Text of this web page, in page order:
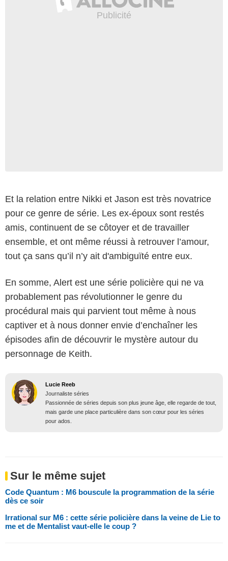
Et la relation entre Nikki et Jason est très novatrice
pour ce genre de série. Les ex-époux sont restés
amis, continuent de se côtoyer et de travailler
ensemble, et ont même réussi à retrouver l’amour,
tout ça sans qu’il n’y ait d'ambiguïté entre eux.
En somme, Alert est une série policière qui ne va
probablement pas révolutionner le genre du
procédural mais qui parvient tout même à nous
captiver et à nous donner envie d’enchaîner les
épisodes afin de découvrir le mystère autour du
personnage de Keith.
Lucie Reeb
Journaliste séries
Passionnée de séries depuis son plus jeune âge, elle regarde de tout,
mais garde une place particulière dans son cœur pour les séries
pour ados.
Sur le même sujet
Code Quantum : M6 bouscule la programmation de la série
dès ce soir
Irrational sur M6 : cette série policière dans la veine de Lie to
me et de Mentalist vaut-elle le coup ?